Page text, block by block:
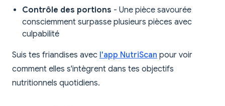
Contrôle des portions - Une pièce savourée
consciemment surpasse plusieurs pièces avec
culpabilité
Suis tes friandises avec l'app NutriScan pour voir
comment elles s'intègrent dans tes objectifs
nutritionnels quotidiens.